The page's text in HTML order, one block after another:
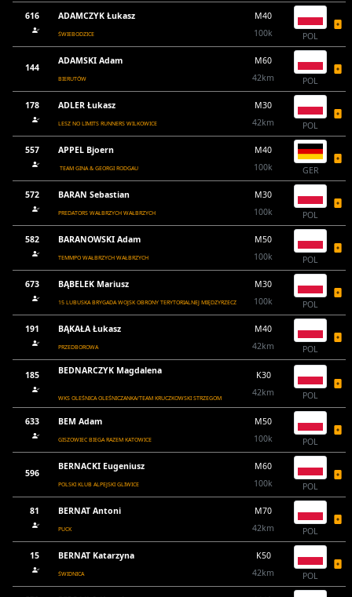
616 ADAMCZYK Łukasz
ŚWIEBODZICE
M40
100k
POL
144
ADAMSKI Adam
BIERUTÓW
M60
42km
POL
178 ADLER Łukasz
LESZ NO LIMITS RUNNERS WILKOWICE
M30
42km
POL
557 APPEL Bjoern
TEAM GINA & GEORGI RODGAU
M40
100k
GER
572 BARAN Sebastian
PREDATORS WAŁBRZYCH WAŁBRZYCH
M30
100k
POL
582 BARANOWSKI Adam
TEMMPO WAŁBRZYCH WAŁBRZYCH
M50
100k
POL
673 BĄBELEK Mariusz
15 LUBUSKA BRYGADA WOJSK OBRONY TERYTORIALNEJ MIĘDZYRZECZ
M30
100k
POL
191 BĄKAŁA Łukasz
PRZEDBOROWA
M40
42km
POL
185 BEDNARCZYK Magdalena
WKS OLEŚNICA OLEŚNICZANKA/TEAM KRUCZKOWSKI STRZEGOM
K30
42km
POL
633 BEM Adam
GISZOWIEC BIEGA RAZEM KATOWICE
M50
100k
POL
596
BERNACKI Eugeniusz
POLSKI KLUB ALPEJSKI GLIWICE
M60
100k
POL
81 BERNAT Antoni
PUCK
M70
42km
POL
15 BERNAT Katarzyna
ŚWIDNICA
K50
42km
POL